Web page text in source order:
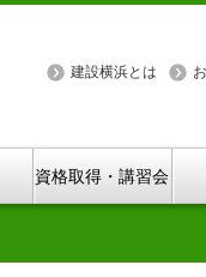
建設横浜とは
資格取得・講習会